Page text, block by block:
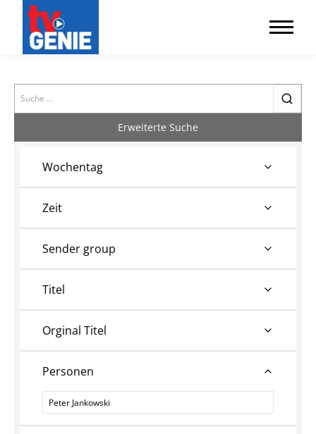
Search
Erweiterte Suche
Wochentag
Zeit
Sender group
Titel
Orginal Titel
Personen
Personen